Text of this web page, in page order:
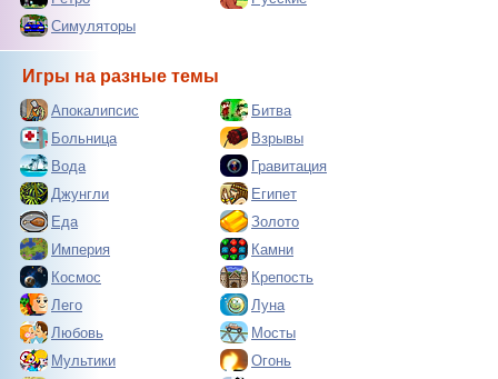
Симуляторы
Игры на разные темы
Апокалипсис
Битва
Больница
Взрывы
Вода
Гравитация
Джунгли
Египет
Еда
Золото
Империя
Камни
Космос
Крепость
Лего
Луна
Любовь
Мосты
Мультики
Огонь